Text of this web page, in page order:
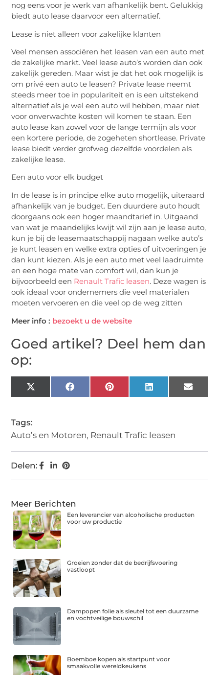
nog eens voor je werk van afhankelijk bent. Gelukkig
biedt auto lease daarvoor een alternatief.
Lease is niet alleen voor zakelijke klanten
Veel mensen associëren het leasen van een auto met
de zakelijke markt. Veel lease auto’s worden dan ook
zakelijk gereden. Maar wist je dat het ook mogelijk is
om privé een auto te leasen? Private lease neemt
steeds meer toe in populariteit en is een uitstekend
alternatief als je wel een auto wil hebben, maar niet
voor onverwachte kosten wil komen te staan. Een
auto lease kan zowel voor de lange termijn als voor
een kortere periode, de zogeheten shortlease. Private
lease biedt verder grofweg dezelfde voordelen als
zakelijke lease.
Een auto voor elk budget
In de lease is in principe elke auto mogelijk, uiteraard
afhankelijk van je budget. Een duurdere auto houdt
doorgaans ook een hoger maandtarief in. Uitgaand
van wat je maandelijks kwijt wil zijn aan je lease auto,
kun je bij de leasemaatschappij nagaan welke auto’s
je kunt leasen en welke extra opties of uitvoeringen je
dan kunt kiezen. Als je een auto met veel laadruimte
en een hoge mate van comfort wil, dan kun je
bijvoorbeeld een Renault Trafic leasen. Deze wagen is
ook ideaal voor ondernemers die veel materialen
moeten vervoeren en die veel op de weg zitten
Meer info : bezoekt u de website
Goed artikel? Deel hem dan
op:
X
(Twitter)
FacebookPinterestLinkedIn Email
Tags:
Auto’s en Motoren, Renault Trafic leasen
Delen:
Meer Berichten
Een leverancier van alcoholische producten
voor uw productie
Groeien zonder dat de bedrijfsvoering
vastloopt
Dampopen folie als sleutel tot een duurzame
en vochtveilige bouwschil
Boemboe kopen als startpunt voor
smaakvolle wereldkeukens